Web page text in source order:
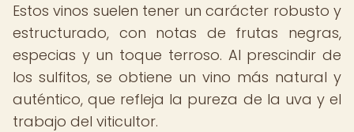
Estos vinos suelen tener un carácter robusto y
estructurado, con notas de frutas negras,
especias y un toque terroso. Al prescindir de
los sulfitos, se obtiene un vino más natural y
auténtico, que refleja la pureza de la uva y el
trabajo del viticultor.